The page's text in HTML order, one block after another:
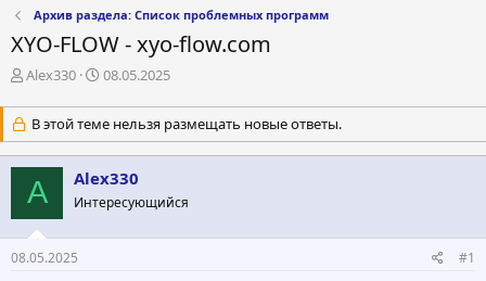
Архив раздела: Список проблемных программ
XYO-FLOW - xyo-flow.com
А
т
о
р
т
е
ы
Alex330
Д
т
а
н
а
ч
а
08.05.2025
В этой теме нельзя размещать новые ответы.
A Alex330
Интересующийся
08.05.2025 #1